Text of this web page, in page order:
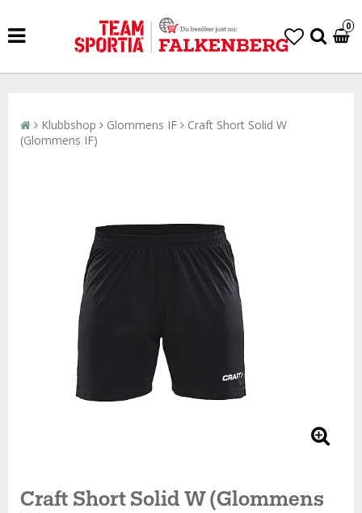
0
Klubbshop Glommens IF
Craft Short Solid W
(Glommens IF)
Craft Short Solid W (Glommens